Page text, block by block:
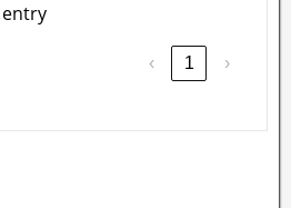
entry
‹ 1 ›